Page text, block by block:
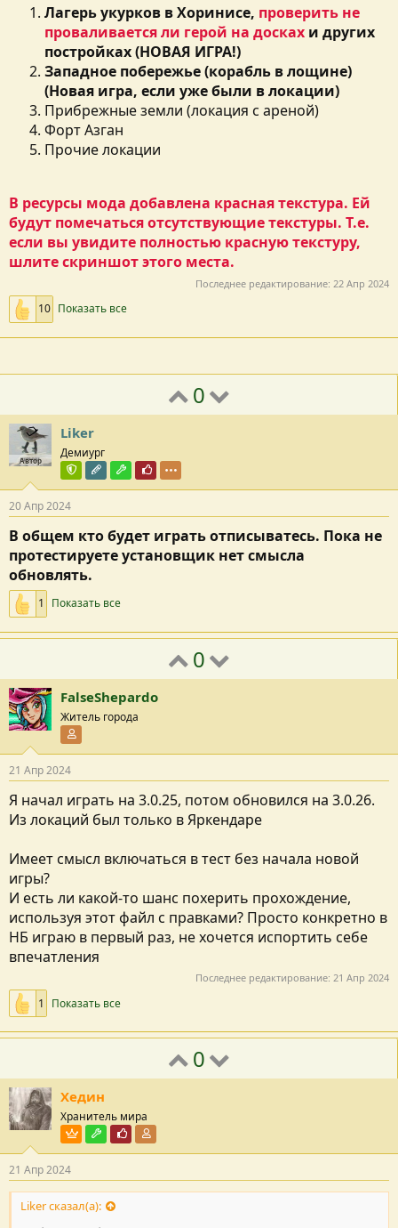
Лагерь укурков в Хоринисе, проверить не
проваливается ли герой на досках и других
постройках (НОВАЯ ИГРА!)
Западное побережье (корабль в лощине)
(Новая игра, если уже были в локации)
Прибрежные земли (локация с ареной)
Форт Азган
Прочие локации
В ресурсы мода добавлена красная текстура. Ей
будут помечаться отсутствующие текстуры. Т.е.
если вы увидите полностью красную текстуру,
шлите скриншот этого места.
Последнее редактирование: 22 Апр 2024
10 Показать все
0
Автор
Liker
Демиург
Команда форума
Редактор раздела
Модостроитель
Почётный пользователь
20 Апр 2024
В общем кто будет играть отписыватесь. Пока не
протестируете установщик нет смысла
обновлять.
1 Показать все
0
FalseShepardo
Житель города
21 Апр 2024
Я начал играть на 3.0.25, потом обновился на 3.0.26.
Из локаций был только в Яркендаре
Имеет смысл включаться в тест без начала новой
игры?
И есть ли какой-то шанс похерить прохождение,
используя этот файл с правками? Просто конкретно в
НБ играю в первый раз, не хочется испортить себе
впечатления
Последнее редактирование: 21 Апр 2024
1 Показать все
0
Хедин
Хранитель мира
Пользователь VIP
Модостроитель
Почётный пользователь
21 Апр 2024
Liker сказал(а):